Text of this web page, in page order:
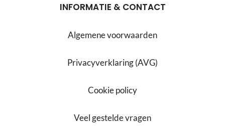
INFORMATIE & CONTACT
Algemene voorwaarden
Privacyverklaring (AVG)
Cookie policy
Veel gestelde vragen